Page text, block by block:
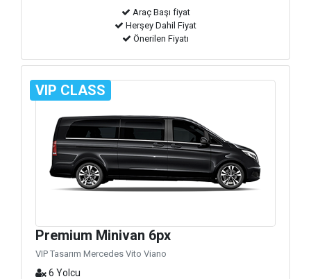
Araç Başı fiyat
Herşey Dahil Fiyat
Önerilen Fiyatı
VIP CLASS
Premium Minivan 6px
VIP Tasarım Mercedes Vito Viano
6 Yolcu